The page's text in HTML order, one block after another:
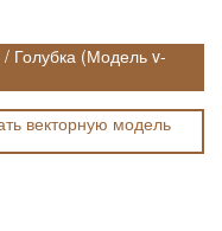
/ Голубка (Модель v-